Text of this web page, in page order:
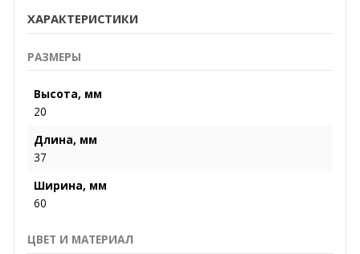
ХАРАКТЕРИСТИКИ
РАЗМЕРЫ
Высота, мм
20
Длина, мм
37
Ширина, мм
60
ЦВЕТ И МАТЕРИАЛ